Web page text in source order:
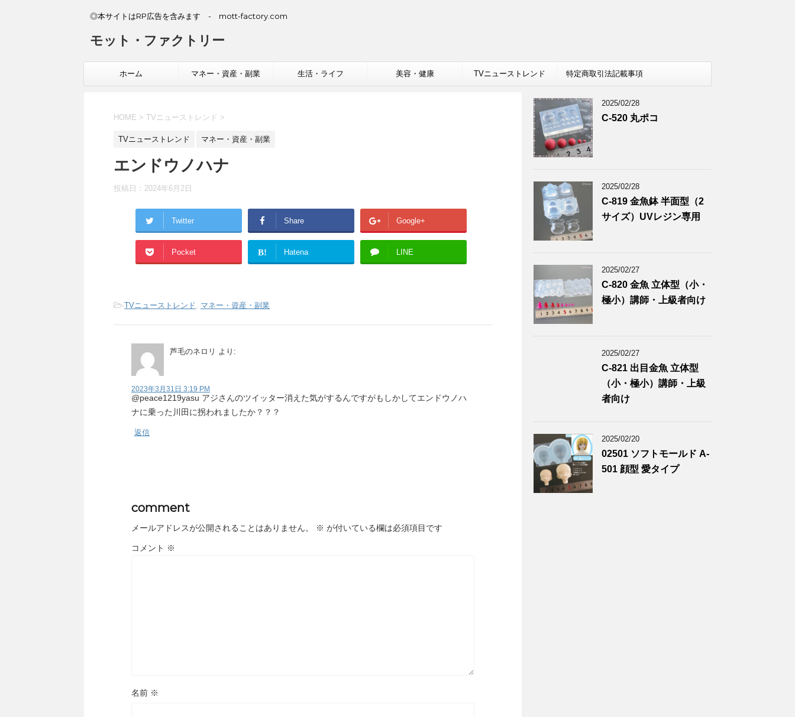
◎本サイトはRP広告を含みます - mott-factory.com
モット・ファクトリー
ホーム マネー・資産・副業 生活・ライフ 美容・健康 TVニューストレンド 特定商取引法記載事項
HOME > TVニューストレンド >
TVニューストレンド マネー・資産・副業
エンドウノハナ
投稿日： 2024年6月2日
Twitter Share Google+
Pocket B! Hatena LINE
-TVニューストレンド, マネー・資産・副業
芦毛のネロリ より:
2023年3月31日 3:19 PM
@peace1219yasu アジさんのツイッター消えた気がするんですがもしかしてエンドウノハ
ナに乗った川田に拐われましたか？？？
返信
comment
メールアドレスが公開されることはありません。 ※ が付いている欄は必須項目です
コメント ※
名前 ※
2025/02/28
C-520 丸ポコ
2025/02/28
C-819 金魚鉢 半面型（2
サイズ）UVレジン専用
2025/02/27
C-820 金魚 立体型（小・
極小）講師・上級者向け
2025/02/27
C-821 出目金魚 立体型
（小・極小）講師・上級
者向け
2025/02/20
02501 ソフトモールド A-
501 顔型 愛タイプ